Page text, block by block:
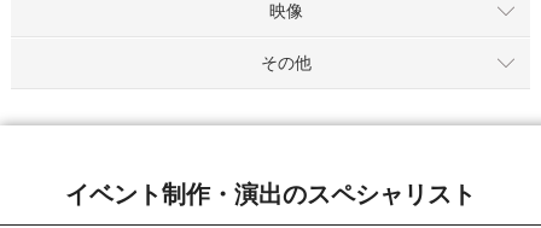
映像
その他
イベント制作・演出のスペシャリスト